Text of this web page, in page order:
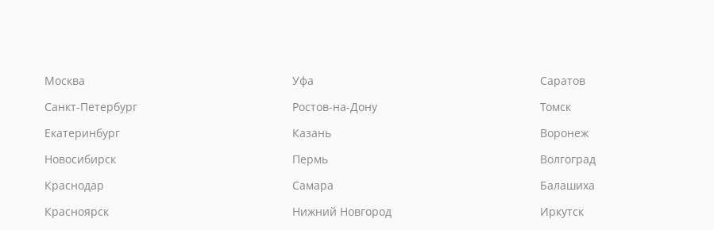
Москва
Санкт-Петербург
Екатеринбург
Новосибирск
Краснодар
Красноярск
Уфа
Ростов-на-Дону
Казань
Пермь
Самара
Нижний Новгород
Саратов
Томск
Воронеж
Волгоград
Балашиха
Иркутск